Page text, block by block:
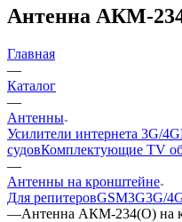
Антенна АКМ-
Главная
—
Каталог
—
Антенны
Усилители интернета 3G/4G
судовКомплектующие TV
—
Антенны на кронштейне
Для репитеровGSM3G3G/
—Антенна АКМ-234(О) на